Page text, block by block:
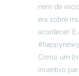
Como um
incentivo par